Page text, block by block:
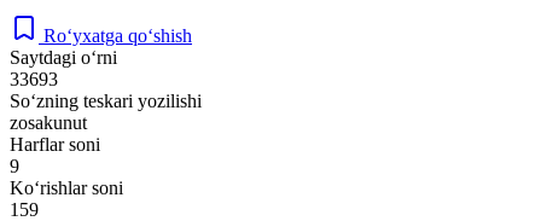
Ro‘yxatga qo‘shish
Saytdagi o‘rni
33693
So‘zning teskari yozilishi
zosakunut
Harflar soni
9
Ko‘rishlar soni
159